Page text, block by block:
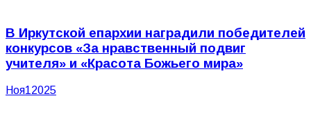
В Иркутской епархии наградили победителей
конкурсов «За нравственный подвиг
учителя» и «Красота Божьего мира»
Ноя12025